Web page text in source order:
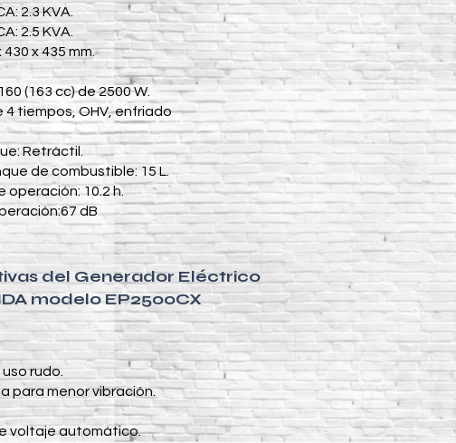
2.3 KVA.
2.5 KVA.
x 435 mm.
(163 cc) de 2500 W.
4 tiempos, OHV, enfriado
Retráctil.
de combustible: 15 L.
operación: 10.2 h.
dB
del Generador Eléctrico
modelo EP2500CX
rudo.
para menor vibración.
voltaje automático.